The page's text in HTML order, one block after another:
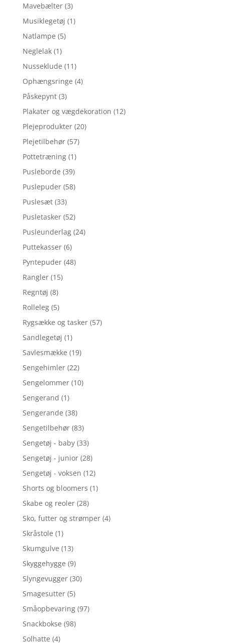
Mavebælter (3)
Musiklegetøj (1)
Natlampe (5)
Neglelak (1)
Nusseklude (11)
Ophængsringe (4)
Påskepynt (3)
Plakater og vægdekoration (12)
Plejeprodukter (20)
Plejetilbehør (57)
Pottetræning (1)
Pusleborde (39)
Puslepuder (58)
Puslesæt (33)
Pusletasker (52)
Pusleunderlag (24)
Puttekasser (6)
Pyntepuder (48)
Rangler (15)
Regntøj (8)
Rolleleg (5)
Rygsække og tasker (57)
Sandlegetøj (1)
Savlesmække (19)
Sengehimler (22)
Sengelommer (10)
Sengerand (1)
Sengerande (38)
Sengetilbehør (83)
Sengetøj - baby (33)
Sengetøj - junior (28)
Sengetøj - voksen (12)
Shorts og bloomers (1)
Skabe og reoler (28)
Sko, futter og strømper (4)
Skråstole (1)
Skumgulve (13)
Skyggehygge (9)
Slyngevugger (30)
Smagesutter (5)
Småopbevaring (97)
Snackbokse (98)
Solhatte (4)